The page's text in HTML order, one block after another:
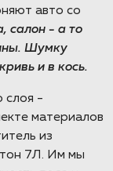
авто со
салон - а то
Шумку
и в кось.
слоя -
материалов
из
7Л. Им мы